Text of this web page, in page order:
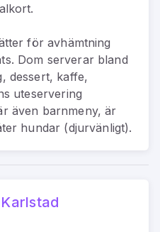
för avhämtning
Dom serverar bland
dessert, kaffe,
uteservering
även barnmeny, är
hundar (djurvänligt).
Karlstad